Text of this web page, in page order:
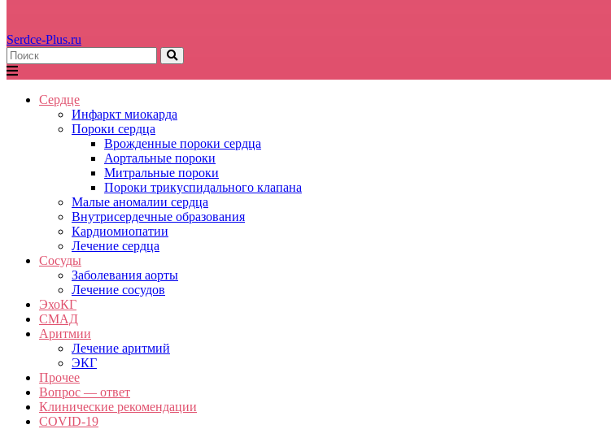
Serdce-Plus.ru
Сердце
Инфаркт миокарда
Пороки сердца
Врожденные пороки сердца
Аортальные пороки
Митральные пороки
Пороки трикуспидального клапана
Малые аномалии сердца
Внутрисердечные образования
Кардиомиопатии
Лечение сердца
Сосуды
Заболевания аорты
Лечение сосудов
ЭхоКГ
СМАД
Аритмии
Лечение аритмий
ЭКГ
Прочее
Вопрос — ответ
Клинические рекомендации
COVID-19